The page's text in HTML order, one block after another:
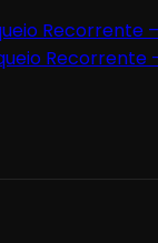
Recorrente
Recorrente